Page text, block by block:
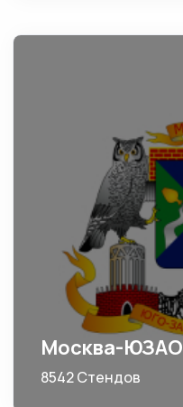
Москва-ЮЗАО
8542 Стендов